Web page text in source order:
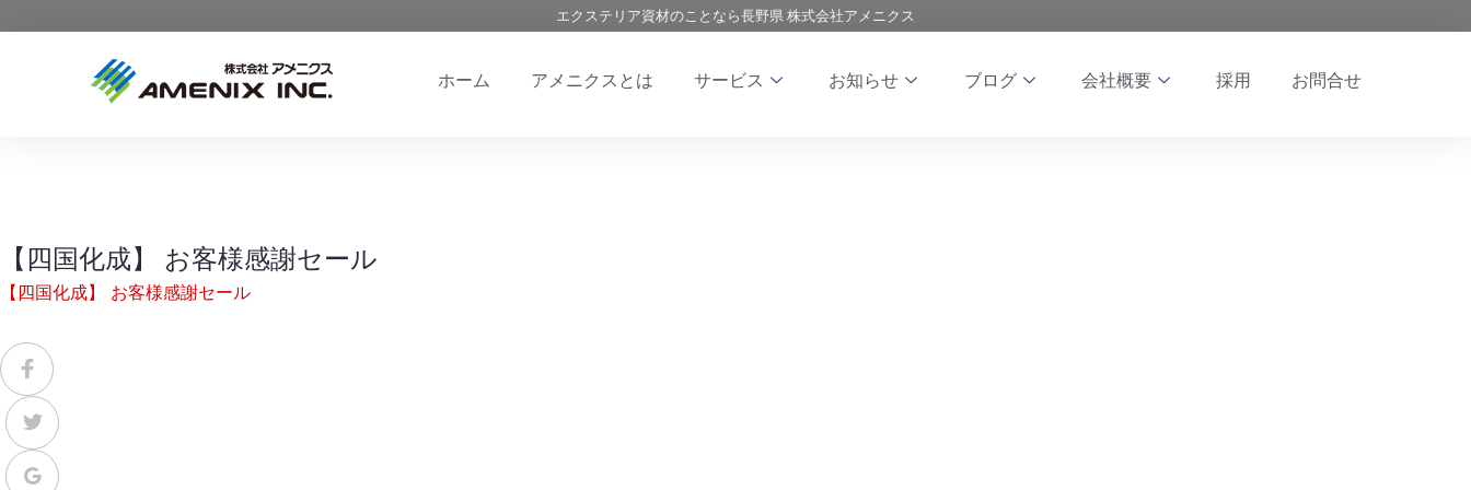
エクステリア資材のことなら長野県 株式会社アメニクス
ホーム アメニクスとは サービス お知らせ ブログ 会社概要 採用 お問合せ
【四国化成】 お客様感謝セール
【四国化成】 お客様感謝セール